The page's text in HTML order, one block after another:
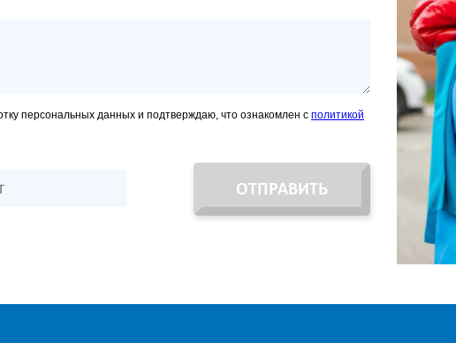
персональных данных и подтверждаю, что ознакомлен с политикой
ОТПРАВИТЬ